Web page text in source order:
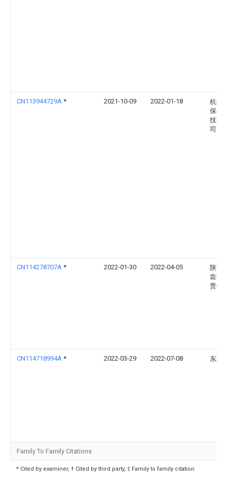
CN113944729A * 2021-10-09 2022-01-18
杭州
保机
技有
司
CN114278707A * 2022-01-30 2022-04-05
陕西
齿轮
责任
CN114718994A * 2022-03-29 2022-07-08 东北
Family To Family Citations
* Cited by examiner, † Cited by third party, ‡ Family to family citation